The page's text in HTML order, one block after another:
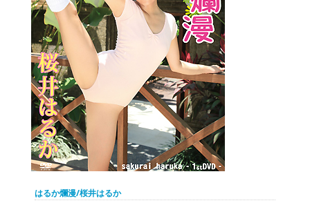
はるか爛漫/桜井はるか